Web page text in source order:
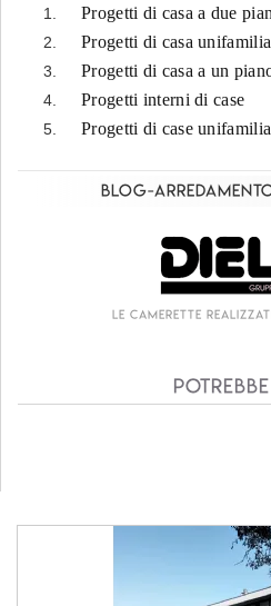
Progetti di casa a due
Progetti di casa
Progetti di casa a un
Progetti interni di case
Progetti di case
Blog-
Le camerette